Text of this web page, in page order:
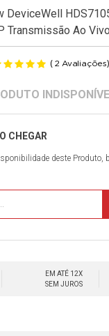
DeviceWell
Transmissão Ao
( 2 Avaliações)
deste Produto,
EM ATÉ 12X
SEM JUROS